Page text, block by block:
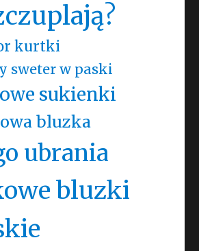
kurtki
sweter w paski
sukienki
bluzka
ubrania
bluzki